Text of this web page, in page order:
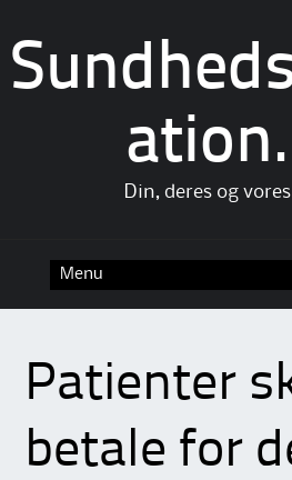
Din, deres og
Patienter
betale for